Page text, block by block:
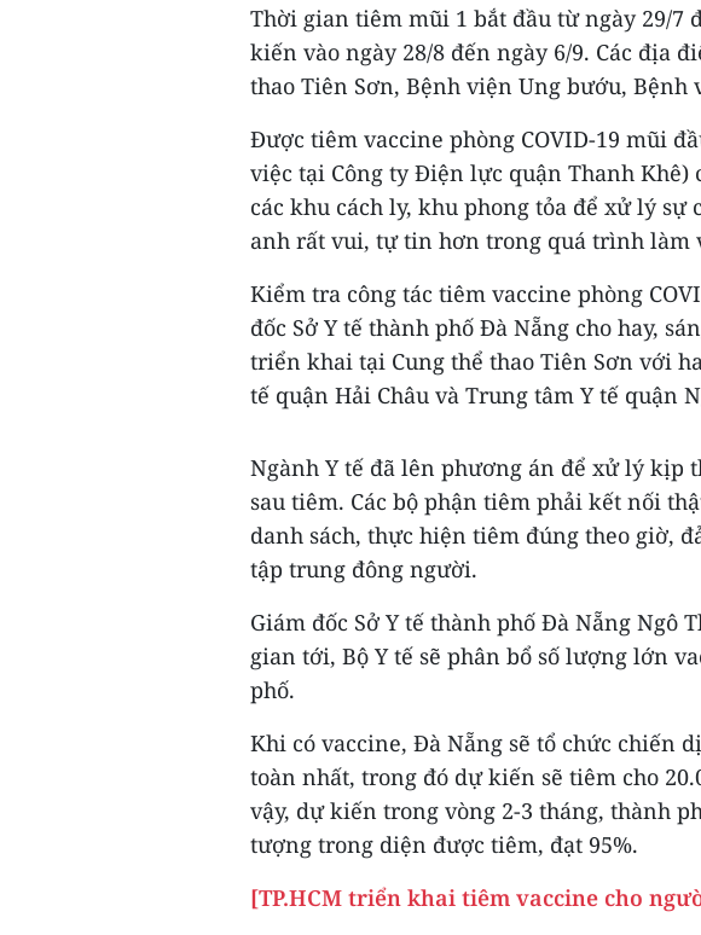
Thời gian tiêm mũi 1 bắt đầu từ ngày 29/7
kiến vào ngày 28/8 đến ngày 6/9. Các địa
thao Tiên Sơn, Bệnh viện Ung bướu, Bệnh
Được tiêm vaccine phòng COVID-19 mũi
việc tại Công ty Điện lực quận Thanh
các khu cách ly, khu phong tỏa để xử lý
anh rất vui, tự tin hơn trong quá trình làm
Kiểm tra công tác tiêm vaccine phòng
đốc Sở Y tế thành phố Đà Nẵng cho hay,
triển khai tại Cung thể thao Tiên Sơn với
tế quận Hải Châu và Trung tâm Y tế quận
Ngành Y tế đã lên phương án để xử lý kịp
sau tiêm. Các bộ phận tiêm phải kết nối
danh sách, thực hiện tiêm đúng theo giờ,
tập trung đông người.
Giám đốc Sở Y tế thành phố Đà Nẵng Ngô
gian tới, Bộ Y tế sẽ phân bổ số lượng lớn
phố.
Khi có vaccine, Đà Nẵng sẽ tổ chức chiến
toàn nhất, trong đó dự kiến sẽ tiêm cho
vậy, dự kiến trong vòng 2-3 tháng, thành
tượng trong diện được tiêm, đạt 95%.
[TP.HCM triển khai tiêm vaccine cho